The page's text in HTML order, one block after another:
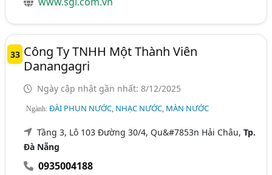
33 Công Ty TNHH Một Thành Viên
Danangagri
Ngày cập nhật gần nhất: 8/12/2025
Ngành:ĐÀI PHUN NƯỚC, NHẠC NƯỚC, MÀN NƯỚC
Tầng 3, Lô 103 Đường 30/4, Qu&#7853n Hải Châu,Tp.
Đà Nẵng
0935004188